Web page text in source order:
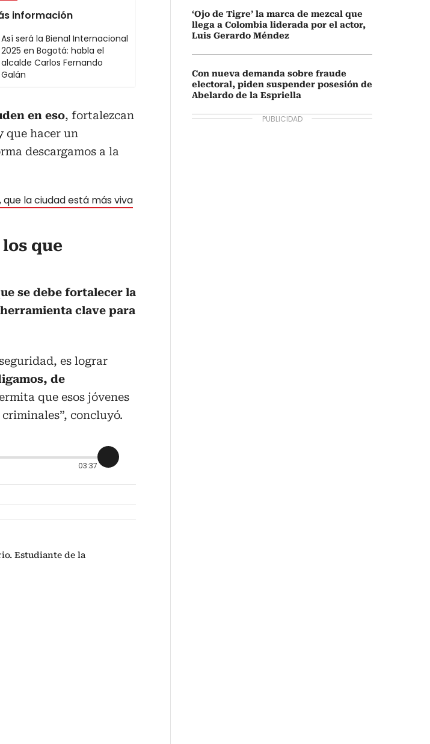
información
Así será la Bienal Internacional
2025 en Bogotá: habla el
alcalde Carlos Fernando
Galán
en eso, fortalezcan
que hacer un
descargamos a la
la ciudad está más viva
que
se debe fortalecer la
clave para
es lograr
de
que esos jóvenes
concluyó.
03:37
Estudiante de la
‘Ojo de Tigre’ la marca de mezcal que
llega a Colombia liderada por el actor,
Luis Gerardo Méndez
Con nueva demanda sobre fraude
electoral, piden suspender posesión de
Abelardo de la Espriella